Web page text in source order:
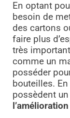
En optant
besoin de
des cartons
faire plus
très
comme un
posséder
bouteilles.
possèdent